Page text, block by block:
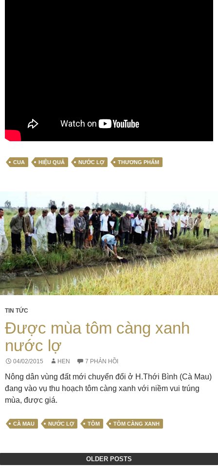
CUA HIỆU QUẢ NƯỚC LỢ THƯƠNG PHẨM
TIN TỨC
Được mùa tôm càng xanh
nước lợ
04/02/2015 HEN 7 PHẢN HỒI
Nông dân vùng đất mới chuyển đổi ở H.Thới Bình (Cà Mau)
đang vào vụ thu hoạch tôm càng xanh với niềm vui trúng
mùa, được giá.
CÀ MAU NƯỚC LỢ TÔM TÔM CÀNG XANH
OLDER POSTS